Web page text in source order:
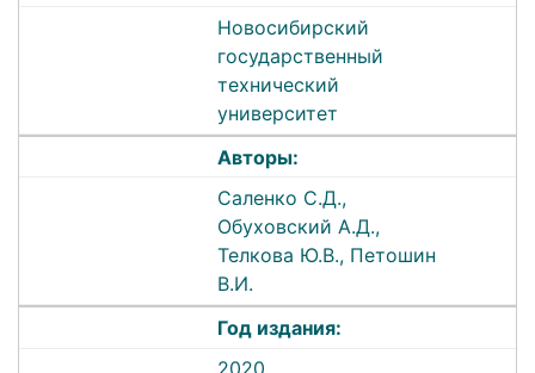
Новосибирский
государственный
технический
университет
Авторы:
Саленко С.Д.,
Обуховский А.Д.,
Телкова Ю.В., Петошин
В.И.
Год издания: